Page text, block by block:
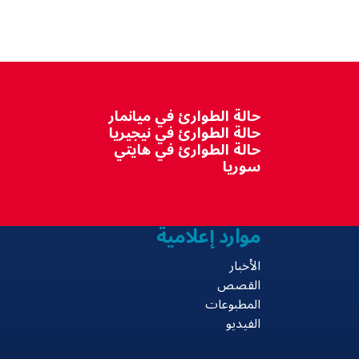
حالة الطوارئ في ميانمار
حالة الطوارئ في نيجيريا
حالة الطوارئ في هايتي
سوريا
موارد إعلامية
الأخبار
القصص
المطبوعات
الفيديو